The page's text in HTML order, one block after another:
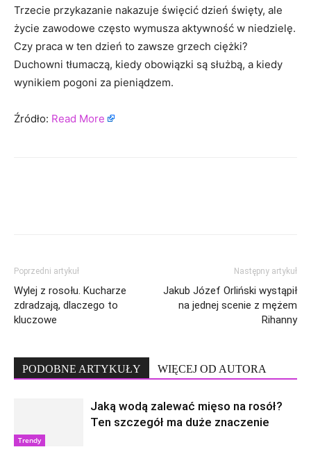
Trzecie przykazanie nakazuje święcić dzień święty, ale
życie zawodowe często wymusza aktywność w niedzielę.
Czy praca w ten dzień to zawsze grzech ciężki?
Duchowni tłumaczą, kiedy obowiązki są służbą, a kiedy
wynikiem pogoni za pieniądzem.
Źródło: Read More
Poprzedni artykuł
Wylej z rosołu. Kucharze
zdradzają, dlaczego to
kluczowe
Następny artykuł
Jakub Józef Orliński wystąpił
na jednej scenie z mężem
Rihanny
PODOBNE ARTYKUŁY WIĘCEJ OD AUTORA
Trendy
Jaką wodą zalewać mięso na rosół?
Ten szczegół ma duże znaczenie